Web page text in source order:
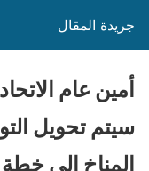
جريدة المقال
أمين عام
سيتم تحويل
المناخ إلى